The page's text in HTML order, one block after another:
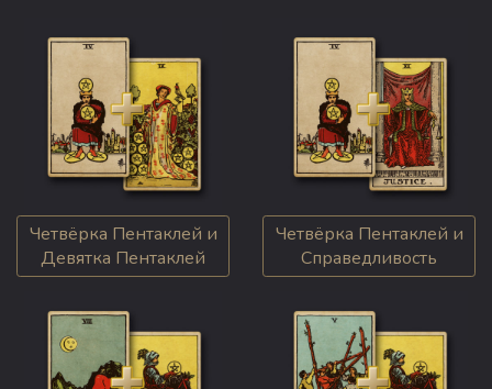
Четвёрка Пентаклей и
Девятка Пентаклей
Четвёрка Пентаклей и
Справедливость